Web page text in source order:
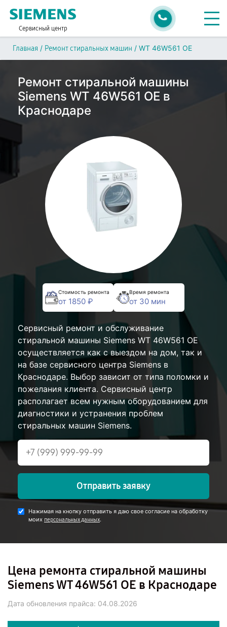
Сервисный центр
Главная / Ремонт стиральных машин / WT 46W561 OE
Ремонт стиральной машины
Siemens WT 46W561 OE в
Краснодаре
Стоимость ремонта
от 1850 ₽
Время ремонта
от 30 мин
Сервисный ремонт и обслуживание
стиральной машины Siemens WT 46W561 OE
осуществляется как с выездом на дом, так и
на базе сервисного центра Siemens в
Краснодаре. Выбор зависит от типа поломки и
пожелания клиента. Сервисный центр
располагает всем нужным оборудованием для
диагностики и устранения проблем
стиральных машин Siemens.
Отправить заявку
Нажимая на кнопку отправить я даю свое согласие на обработку
моих персональных данных.
Цена ремонта стиральной машины
Siemens WT 46W561 OE в Краснодаре
Дата обновления прайса: 04.08.2026